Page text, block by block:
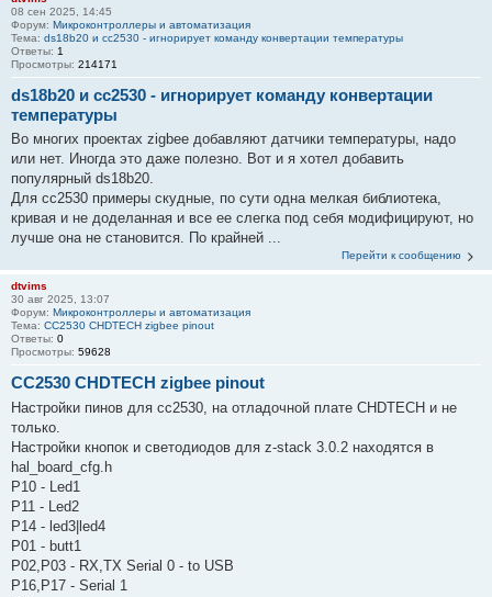
08 сен 2025, 14:45
Форум: Микроконтроллеры и автоматизация
Тема: ds18b20 и сс2530 - игнорирует команду конвертации температуры
Ответы: 1
Просмотры: 214171
ds18b20 и сс2530 - игнорирует команду конвертации
температуры
Во многих проектах zigbee добавляют датчики температуры, надо
или нет. Иногда это даже полезно. Вот и я хотел добавить
популярный ds18b20.
Для сс2530 примеры скудные, по сути одна мелкая библиотека,
кривая и не доделанная и все ее слегка под себя модифицируют, но
лучше она не становится. По крайней ...
Перейти к сообщению
dtvims
30 авг 2025, 13:07
Форум: Микроконтроллеры и автоматизация
Тема: CC2530 CHDTECH zigbee pinout
Ответы: 0
Просмотры: 59628
CC2530 CHDTECH zigbee pinout
Настройки пинов для cc2530, на отладочной плате CHDTECH и не
только.
Настройки кнопок и светодиодов для z-stack 3.0.2 находятся в
hal_board_cfg.h
P10 - Led1
P11 - Led2
P14 - led3|led4
P01 - butt1
P02,P03 - RX,TX Serial 0 - to USB
P16,P17 - Serial 1